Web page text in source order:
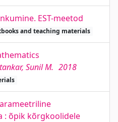
EST-meetod
and teaching materials
Sunil M. 2018
: õpik kõrgkoolidele